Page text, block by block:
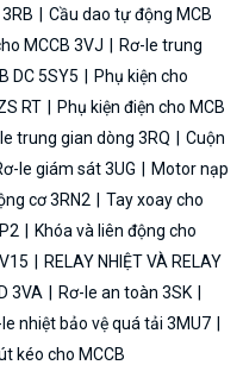
Cầu dao tự động MCB
MCCB 3VJ
Rơ-le trung
DC 5SY5
Phụ kiện cho
RT
Phụ kiện điện cho MCB
trung gian dòng 3RQ
Cuộn
le giám sát 3UG
Motor nạp
cơ 3RN2
Tay xoay cho
Khóa và liên động cho
RELAY NHIỆT VÀ RELAY
3VA
Rơ-le an toàn 3SK
le nhiệt bảo vệ quá tải 3MU7
kéo cho MCCB